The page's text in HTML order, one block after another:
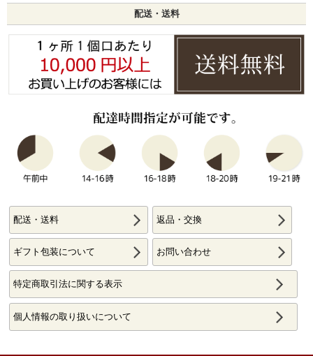
配送・送料
配送・送料 返品・交換
ギフト包装について お問い合わせ
特定商取引法に関する表示
個人情報の取り扱いについて